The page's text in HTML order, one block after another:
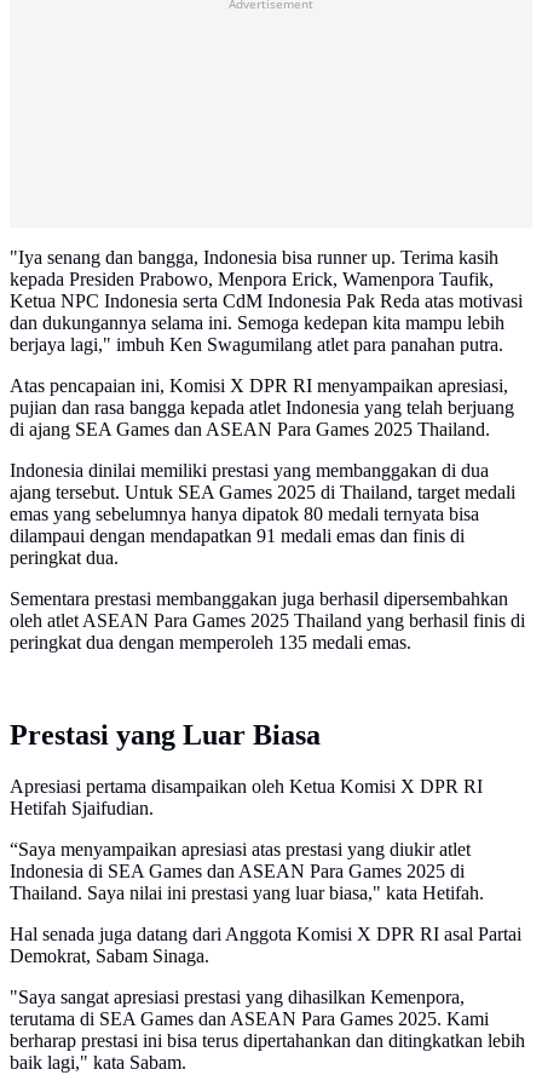
Advertisement
"Iya senang dan bangga, Indonesia bisa runner up. Terima kasih
kepada Presiden Prabowo, Menpora Erick, Wamenpora Taufik,
Ketua NPC Indonesia serta CdM Indonesia Pak Reda atas motivasi
dan dukungannya selama ini. Semoga kedepan kita mampu lebih
berjaya lagi," imbuh Ken Swagumilang atlet para panahan putra.
Atas pencapaian ini, Komisi X DPR RI menyampaikan apresiasi,
pujian dan rasa bangga kepada atlet Indonesia yang telah berjuang
di ajang SEA Games dan ASEAN Para Games 2025 Thailand.
Indonesia dinilai memiliki prestasi yang membanggakan di dua
ajang tersebut. Untuk SEA Games 2025 di Thailand, target medali
emas yang sebelumnya hanya dipatok 80 medali ternyata bisa
dilampaui dengan mendapatkan 91 medali emas dan finis di
peringkat dua.
Sementara prestasi membanggakan juga berhasil dipersembahkan
oleh atlet ASEAN Para Games 2025 Thailand yang berhasil finis di
peringkat dua dengan memperoleh 135 medali emas.
Prestasi yang Luar Biasa
Apresiasi pertama disampaikan oleh Ketua Komisi X DPR RI
Hetifah Sjaifudian.
“Saya menyampaikan apresiasi atas prestasi yang diukir atlet
Indonesia di SEA Games dan ASEAN Para Games 2025 di
Thailand. Saya nilai ini prestasi yang luar biasa," kata Hetifah.
Hal senada juga datang dari Anggota Komisi X DPR RI asal Partai
Demokrat, Sabam Sinaga.
"Saya sangat apresiasi prestasi yang dihasilkan Kemenpora,
terutama di SEA Games dan ASEAN Para Games 2025. Kami
berharap prestasi ini bisa terus dipertahankan dan ditingkatkan lebih
baik lagi," kata Sabam.